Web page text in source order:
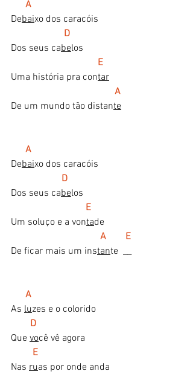
A
Debaixo dos caracóis
  D
Dos seus cabelos
E
Uma história pra contar
A
De um mundo tão distante
A
Debaixo dos caracóis
   D
Dos seus cabelos
   E
Um soluço e a vontade
   A        E
De ficar mais um instante  __
A
As luzes e o colorido
D
Que você vê agora
E
Nas ruas por onde anda